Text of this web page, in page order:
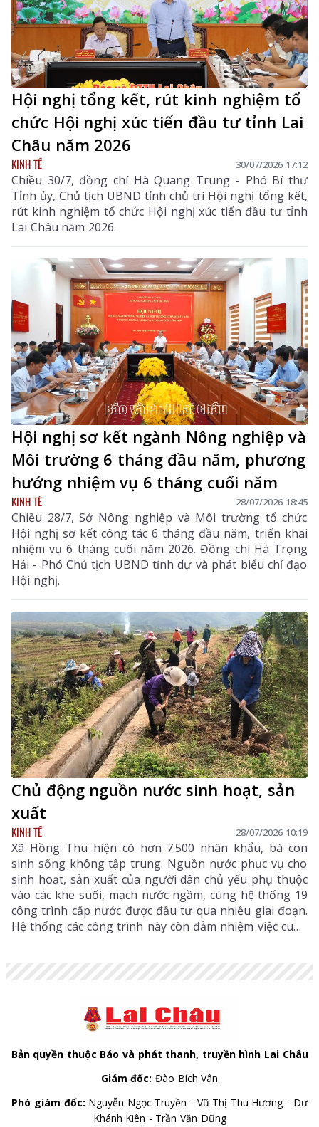
Hội nghị tổng kết, rút kinh nghiệm tổ
chức Hội nghị xúc tiến đầu tư tỉnh Lai
Châu năm 2026
KINH TẾ 30/07/2026 17:12
Chiều 30/7, đồng chí Hà Quang Trung - Phó Bí thư
Tỉnh ủy, Chủ tịch UBND tỉnh chủ trì Hội nghị tổng kết,
rút kinh nghiệm tổ chức Hội nghị xúc tiến đầu tư tỉnh
Lai Châu năm 2026.
Hội nghị sơ kết ngành Nông nghiệp và
Môi trường 6 tháng đầu năm, phương
hướng nhiệm vụ 6 tháng cuối năm
KINH TẾ 28/07/2026 18:45
Chiều 28/7, Sở Nông nghiệp và Môi trường tổ chức
Hội nghị sơ kết công tác 6 tháng đầu năm, triển khai
nhiệm vụ 6 tháng cuối năm 2026. Đồng chí Hà Trọng
Hải - Phó Chủ tịch UBND tỉnh dự và phát biểu chỉ đạo
Hội nghị.
Chủ động nguồn nước sinh hoạt, sản
xuất
KINH TẾ 28/07/2026 10:19
Xã Hồng Thu hiện có hơn 7.500 nhân khẩu, bà con
sinh sống không tập trung. Nguồn nước phục vụ cho
sinh hoạt, sản xuất của người dân chủ yếu phụ thuộc
vào các khe suối, mạch nước ngầm, cùng hệ thống 19
công trình cấp nước được đầu tư qua nhiều giai đoạn.
Hệ thống các công trình này còn đảm nhiệm việc cung
nước đã xuất hiện tình trạng xuống cấp, lưu lượng
nước suy giảm, ảnh hưởng trực tiếp đến đời sống
Bản quyền thuộc Báo và phát thanh, truyền hình Lai Châu
Giám đốc: Đào Bích Vân
Phó giám đốc: Nguyễn Ngọc Truyền - Vũ Thị Thu Hương - Dư
Khánh Kiên - Trần Văn Dũng